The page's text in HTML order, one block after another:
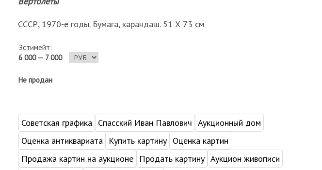
СССР, 1970-е годы. Бумага, карандаш. 51 Х 73 см
Эстимейт:
6 000 — 7 000
Не продан
Советская графика Спасский Иван Павлович Аукционный дом
Оценка антиквариата
Купить картину Оценка картин
Продажа картин на аукционе
Продать картину Аукцион живописи